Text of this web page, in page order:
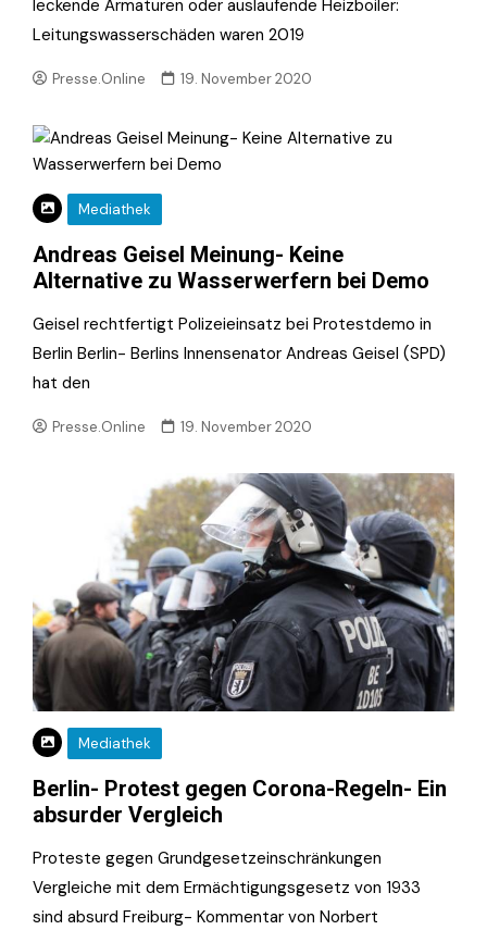
leckende Armaturen oder auslaufende Heizboiler:
Leitungswasserschäden waren 2019
Presse.Online 19. November 2020
Mediathek
Andreas Geisel Meinung- Keine
Alternative zu Wasserwerfern bei Demo
Geisel rechtfertigt Polizeieinsatz bei Protestdemo in
Berlin Berlin- Berlins Innensenator Andreas Geisel (SPD)
hat den
Presse.Online 19. November 2020
Mediathek
Berlin- Protest gegen Corona-Regeln- Ein
absurder Vergleich
Proteste gegen Grundgesetzeinschränkungen
Vergleiche mit dem Ermächtigungsgesetz von 1933
sind absurd Freiburg- Kommentar von Norbert